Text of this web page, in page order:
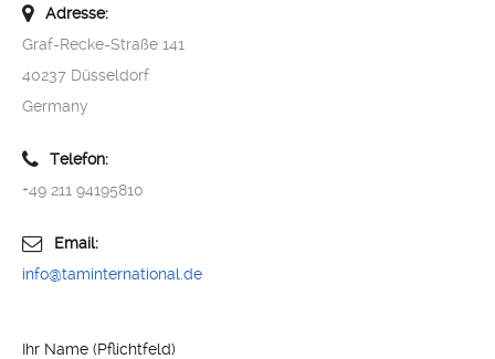
Adresse:
Graf-Recke-Straße 141
40237 Düsseldorf
Germany
Telefon:
+49 211 94195810
Email:
info@taminternational.de
Ihr Name (Pflichtfeld)